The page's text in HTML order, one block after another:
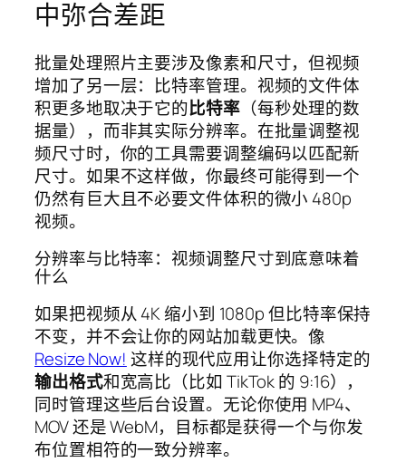
中弥合差距
批量处理照片主要涉及像素和尺寸，但视频
增加了另一层：比特率管理。视频的文件体
积更多地取决于它的比特率（每秒处理的数
据量），而非其实际分辨率。在批量调整视
频尺寸时，你的工具需要调整编码以匹配新
尺寸。如果不这样做，你最终可能得到一个
仍然有巨大且不必要文件体积的微小 480p
视频。
分辨率与比特率：视频调整尺寸到底意味着
什么
如果把视频从 4K 缩小到 1080p 但比特率保持
不变，并不会让你的网站加载更快。像
Resize Now! 这样的现代应用让你选择特定的
输出格式和宽高比（比如 TikTok 的 9:16），
同时管理这些后台设置。无论你使用 MP4、
MOV 还是 WebM，目标都是获得一个与你发
布位置相符的一致分辨率。